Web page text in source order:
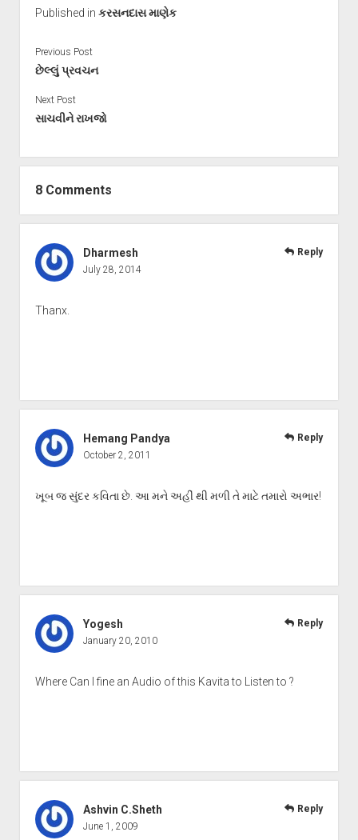
Published in કરસનદાસ માણેક
Previous Post
છેલ્લું પ્રવચન
Next Post
સાચવીને રાખજો
8 Comments
Dharmesh
July 28, 2014
Thanx.
Reply
Hemang Pandya
October 2, 2011
ખૂબ જ સુંદર કવિતા છે. આ મને અહીં થી મળી તે માટે તમારો અભાર!
Reply
Yogesh
January 20, 2010
Where Can I fine an Audio of this Kavita to Listen to ?
Reply
Ashvin C.Sheth
June 1, 2009
Reply